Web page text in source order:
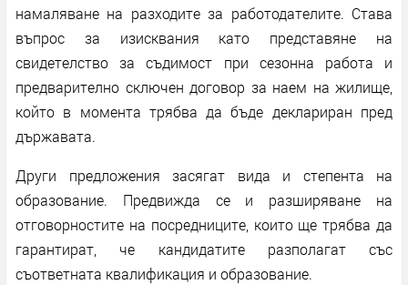
намаляване на разходите за работодателите. Става
въпрос за изисквания като представяне на
свидетелство за съдимост при сезонна работа и
предварително сключен договор за наем на жилище,
който в момента трябва да бъде деклариран пред
държавата.
Други предложения засягат вида и степента на
образование. Предвижда се и разширяване на
отговорностите на посредниците, които ще трябва да
гарантират, че кандидатите разполагат със
съответната квалификация и образование.